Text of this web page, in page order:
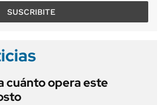
SUSCRIBITE
cuánto opera este